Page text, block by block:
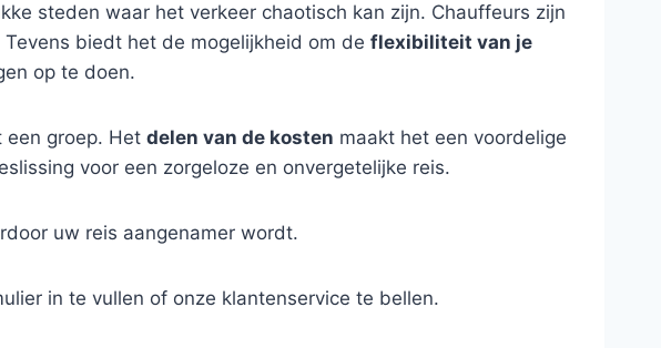
steden waar het verkeer chaotisch kan zijn. Chauffeurs zijn
biedt het de mogelijkheid om de flexibiliteit van je
op te doen.
een groep. Het delen van de kosten maakt het een voordelige
voor een zorgeloze en onvergetelijke reis.
uw reis aangenamer wordt.
in te vullen of onze klantenservice te bellen.